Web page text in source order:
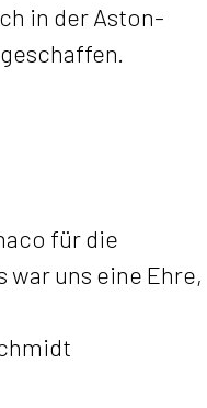
in der Aston-
für die
uns eine Ehre,